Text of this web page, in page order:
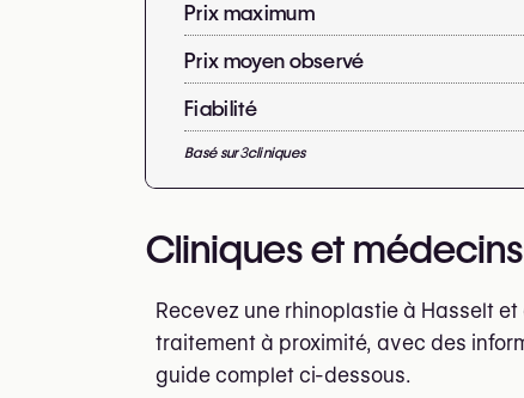
Prix maximum
Prix moyen observé
Fiabilité
Basé sur3cliniques
Cliniques et
Recevez une rhinoplastie à Hasselt
traitement à proximité, avec des
guide complet ci-dessous.